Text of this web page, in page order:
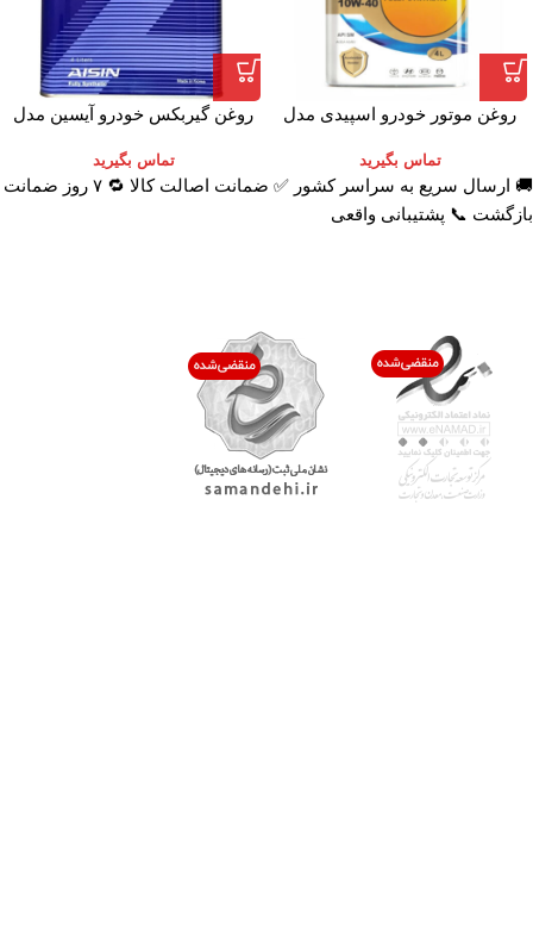
روغن موتور خودرو اسپیدی مدل
تماس بگیرید
روغن گیربکس خودرو آیسین مدل
تماس بگیرید
🚚 ارسال سریع به سراسر کشور ✅ ضمانت اصالت کالا 🔁 ۷ روز ضمانت
بازگشت 📞 پشتیبانی واقعی